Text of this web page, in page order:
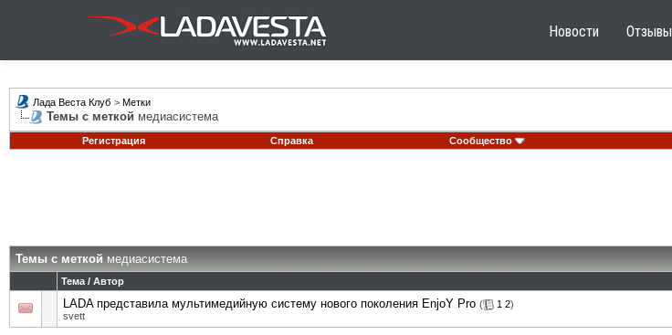
Новости Отзывы
Лада Веста Клуб > Метки
Темы с меткой медиасистема
Регистрация
Справка Сообщество
Темы с меткоймедиасистема
Тема / Автор
LADA представила мультимедийную систему нового поколения EnjoY Pro ( 1 2)
svett